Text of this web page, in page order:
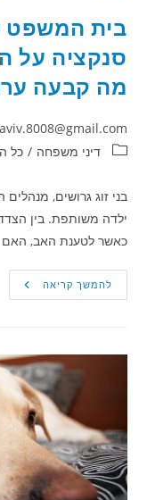
בית המשפט
סנקציה על
מה קבעה
מחבר:
קטגוריה:דיני משפחה / כל
בני זוג גרושים,
ילדה משותפת. בין
כאשר לטענת האב, האם
להמשך קריאהבית
המשפט
על
האם
בגלל
ניכור
הורי
–
מה
קבעה
ערכאת